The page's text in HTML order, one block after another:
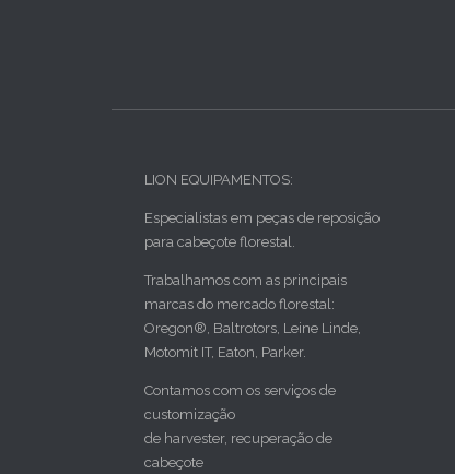
LION EQUIPAMENTOS:
Especialistas em peças de reposição
para cabeçote florestal.
Trabalhamos com as principais
marcas do mercado florestal:
Oregon®, Baltrotors, Leine Linde,
Motomit IT, Eaton, Parker.
Contamos com os serviços de
customização
de harvester, recuperação de
cabeçote